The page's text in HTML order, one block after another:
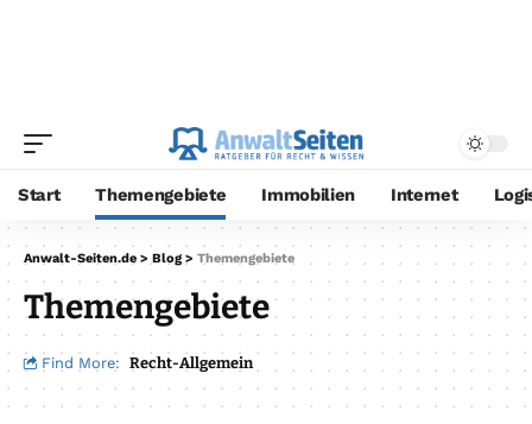
Start Themengebiete Immobilien Internet
Anwalt-Seiten.de > Blog > Themengebiete
Themengebiete
Find More: Recht-Allgemein